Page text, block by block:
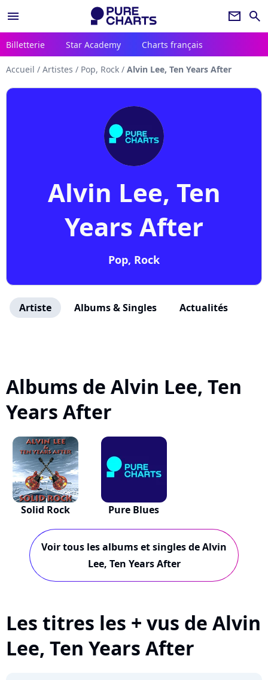
menu newsletter search
Billetterie Star Academy Charts français
Accueil / Artistes / Pop, Rock / Alvin Lee, Ten Years After
Alvin Lee, Ten
Years After
Pop, Rock
Artiste Albums & Singles Actualités
Albums de Alvin Lee, Ten
Years After
Solid Rock Pure Blues
Voir tous les albums et singles de Alvin
Lee, Ten Years After
Les titres les + vus de Alvin
Lee, Ten Years After